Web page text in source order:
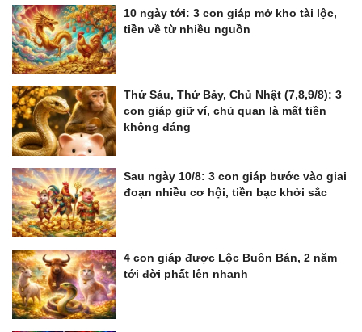
10 ngày tới: 3 con giáp mở kho tài lộc,
tiền về từ nhiều nguồn
Thứ Sáu, Thứ Bảy, Chủ Nhật (7,8,9/8): 3
con giáp giữ ví, chủ quan là mất tiền
không đáng
Sau ngày 10/8: 3 con giáp bước vào giai
đoạn nhiều cơ hội, tiền bạc khởi sắc
4 con giáp được Lộc Buôn Bán, 2 năm
tới đời phất lên nhanh